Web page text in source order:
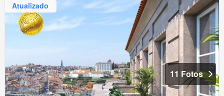
Atualizado
11 Fotos